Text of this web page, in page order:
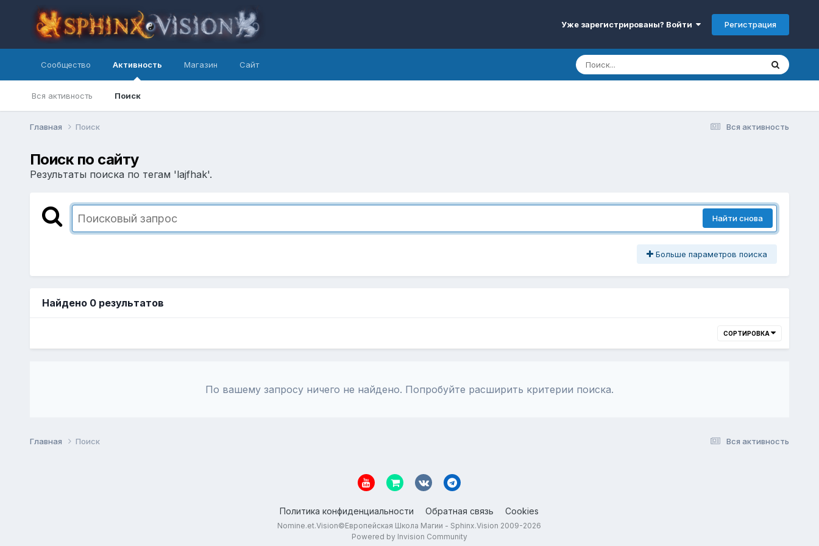
Уже зарегистрированы? Войти Регистрация
Сообщество Активность
Вся активность Поиск
Магазин Сайт
Вся активность
Главная Поиск
Поиск по сайту
Результаты поиска по тегам 'lajfhak'.
Найти снова
Больше параметров поиска
Найдено 0 результатов
СОРТИРОВКА
По вашему запросу ничего не найдено. Попробуйте расширить критерии поиска.
Вся активность
Главная Поиск
Политика конфиденциальности Обратная связь Cookies
Nomine.et.Vision©Европейская Школа Магии - Sphinx.Vision 2009-2026
Powered by Invision Community